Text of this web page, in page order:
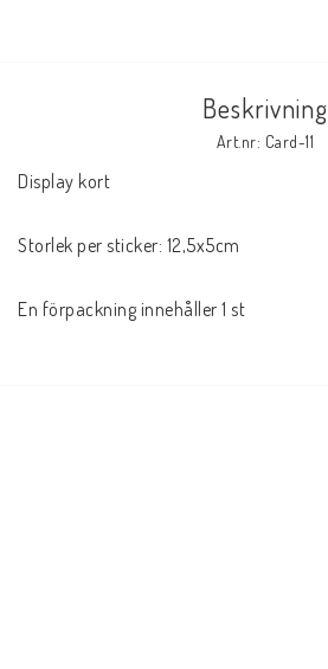
Beskrivning
Art.nr: Card-11
Display kort
Storlek per sticker: 12,5x5cm
En förpackning innehåller 1 st